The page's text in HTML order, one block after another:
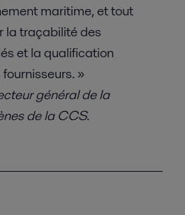
maritime, et tout
la traçabilité des
et la qualification
»
général de la
de la CCS.